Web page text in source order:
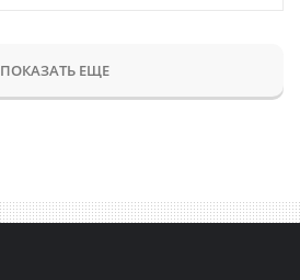
ПОКАЗАТЬ ЕЩЕ